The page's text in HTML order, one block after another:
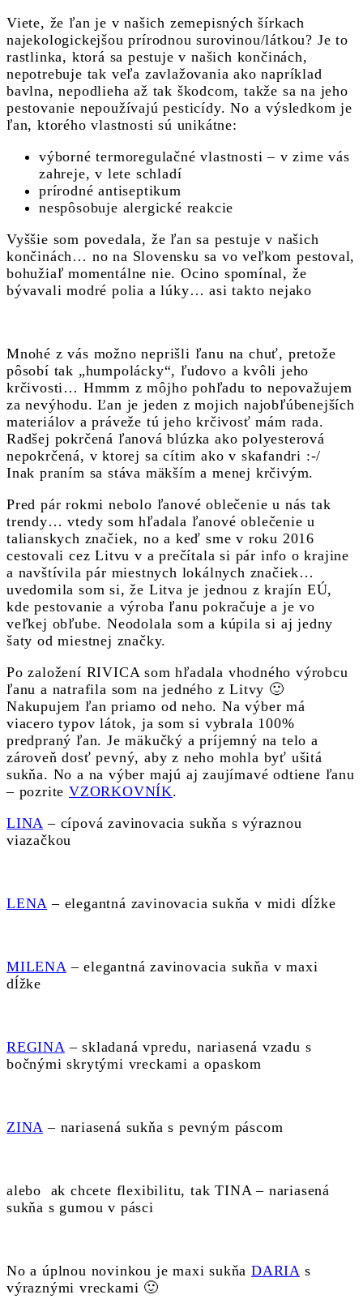
Viete, že ľan je v našich zemepisných šírkach
najekologickejšou prírodnou surovinou/látkou? Je to
rastlinka, ktorá sa pestuje v našich končinách,
nepotrebuje tak veľa zavlažovania ako napríklad
bavlna, nepodlieha až tak škodcom, takže sa na jeho
pestovanie nepoužívajú pesticídy. No a výsledkom je
ľan, ktorého vlastnosti sú unikátne:
výborné termoregulačné vlastnosti – v zime vás
zahreje, v lete schladí
prírodné antiseptikum
nespôsobuje alergické reakcie
Vyššie som povedala, že ľan sa pestuje v našich
končinách… no na Slovensku sa vo veľkom pestoval,
bohužiaľ momentálne nie. Ocino spomínal, že
bývavali modré polia a lúky… asi takto nejako
Mnohé z vás možno neprišli ľanu na chuť, pretože
pôsobí tak „humpolácky“, ľudovo a kvôli jeho
krčivosti… Hmmm z môjho pohľadu to nepovažujem
za nevýhodu. Ľan je jeden z mojich najobľúbenejších
materiálov a práveže tú jeho krčivosť mám rada.
Radšej pokrčená ľanová blúzka ako polyesterová
nepokrčená, v ktorej sa cítim ako v skafandri :-/
Inak praním sa stáva mäkším a menej krčivým.
Pred pár rokmi nebolo ľanové oblečenie u nás tak
trendy… vtedy som hľadala ľanové oblečenie u
talianskych značiek, no a keď sme v roku 2016
cestovali cez Litvu v a prečítala si pár info o krajine
a navštívila pár miestnych lokálnych značiek…
uvedomila som si, že Litva je jednou z krajín EÚ,
kde pestovanie a výroba ľanu pokračuje a je vo
veľkej obľube. Neodolala som a kúpila si aj jedny
šaty od miestnej značky.
Po založení RIVICA som hľadala vhodného výrobcu
ľanu a natrafila som na jedného z Litvy 🙂
Nakupujem ľan priamo od neho. Na výber má
viacero typov látok, ja som si vybrala 100%
predpraný ľan. Je mäkučký a príjemný na telo a
zároveň dosť pevný, aby z neho mohla byť ušitá
sukňa. No a na výber majú aj zaujímavé odtiene ľanu
– pozrite VZORKOVNÍK.
LINA – cípová zavinovacia sukňa s výraznou
viazačkou
LENA – elegantná zavinovacia sukňa v midi dĺžke
MILENA – elegantná zavinovacia sukňa v maxi
dĺžke
REGINA – skladaná vpredu, nariasená vzadu s
bočnými skrytými vreckami a opaskom
ZINA – nariasená sukňa s pevným páscom
alebo ak chcete flexibilitu, tak TINA – nariasená
sukňa s gumou v pásci
No a úplnou novinkou je maxi sukňa DARIA s
výraznými vreckami 🙂